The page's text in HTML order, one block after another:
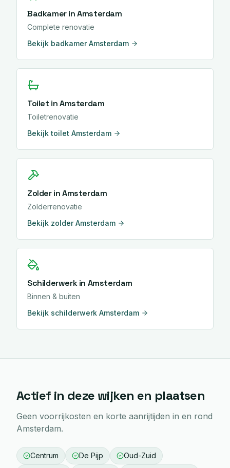
BadkamerinAmsterdam
Complete renovatie
Bekijk badkamer Amsterdam
Toilet inAmsterdam
Toiletrenovatie
Bekijktoilet Amsterdam
ZolderinAmsterdam
Zolderrenovatie
Bekijk zolder Amsterdam
Schilderwerkin Amsterdam
Binnen & buiten
Bekijk schilderwerk Amsterdam
Actief in deze wijken en plaatsen
Geen voorrijkosten en korte aanrijtijden in en rond
Amsterdam.
Centrum De Pijp
Oud-Zuid